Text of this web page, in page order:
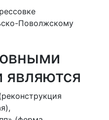
Поволжскому
являются